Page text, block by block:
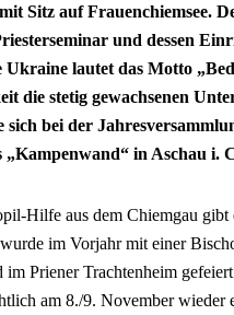
Sitz auf Frauenchiemsee.
und dessen
Ukraine lautet das Motto
die stetig gewachsenen
sich bei der
„Kampenwand“ in Aschau i.
Hilfe aus dem Chiemgau gibt
im Vorjahr mit einer
im Priener Trachtenheim
am 8./9. November wieder